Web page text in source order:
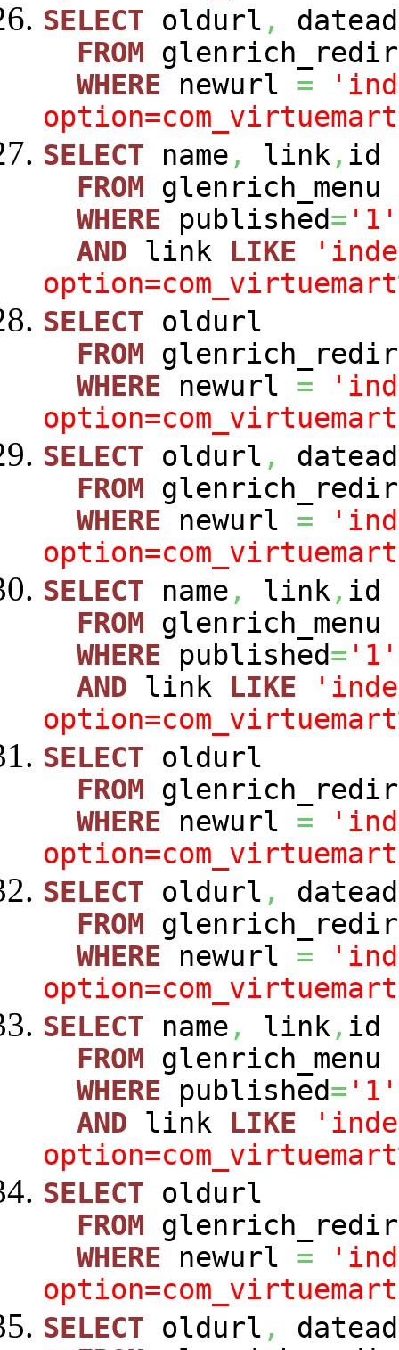
SELECT oldurl ,
FROM
WHERE newurl =
SELECT name , link, id
FROM glenrich_menu
WHERE published= '1'
AND link LIKE
SELECT oldurl
FROM
WHERE newurl =
SELECT oldurl ,
FROM
WHERE newurl =
SELECT name , link, id
FROM glenrich_menu
WHERE published= '1'
AND link LIKE
SELECT oldurl
FROM
WHERE newurl =
SELECT oldurl ,
FROM
WHERE newurl =
SELECT name , link, id
FROM glenrich_menu
WHERE published= '1'
AND link LIKE
SELECT oldurl
FROM
WHERE newurl =
SELECT oldurl ,